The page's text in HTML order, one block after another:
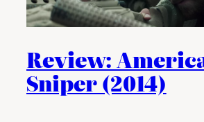
Review:
Sniper (2014)